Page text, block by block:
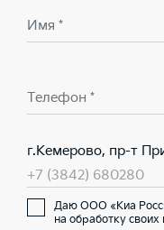
Имя *
Телефон *
г.Кемерово, пр-т
+7 (3842) 680280
Даю ООО «Киа
на обработку